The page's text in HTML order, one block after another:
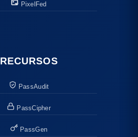
PixelFed
RECURSOS
PassAudit
PassCipher
PassGen